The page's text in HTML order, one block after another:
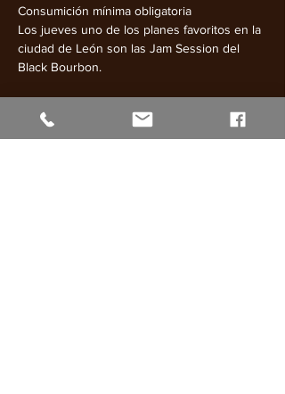
Consumición mínima obligatoria
Los jueves uno de los planes favoritos en la
ciudad de León son las Jam Session del
Black Bourbon.
Mostrar más